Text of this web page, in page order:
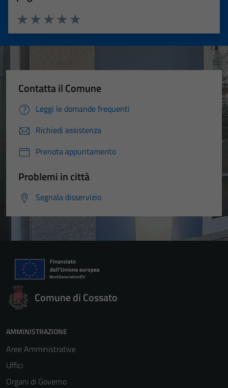
Valuta 5 stelle su 5
Valuta 4 stelle su 5
Valuta 3 stelle su 5
Valuta 2 stelle su 5
Valuta 1 stelle su 5
Contatta il Comune
Leggi le domande frequenti
Richiedi assistenza
Prenota appuntamento
Problemi in città
Segnala disservizio
Comune di Cossato
AMMINISTRAZIONE
Aree Amministrative
Uffici
Organi di Governo